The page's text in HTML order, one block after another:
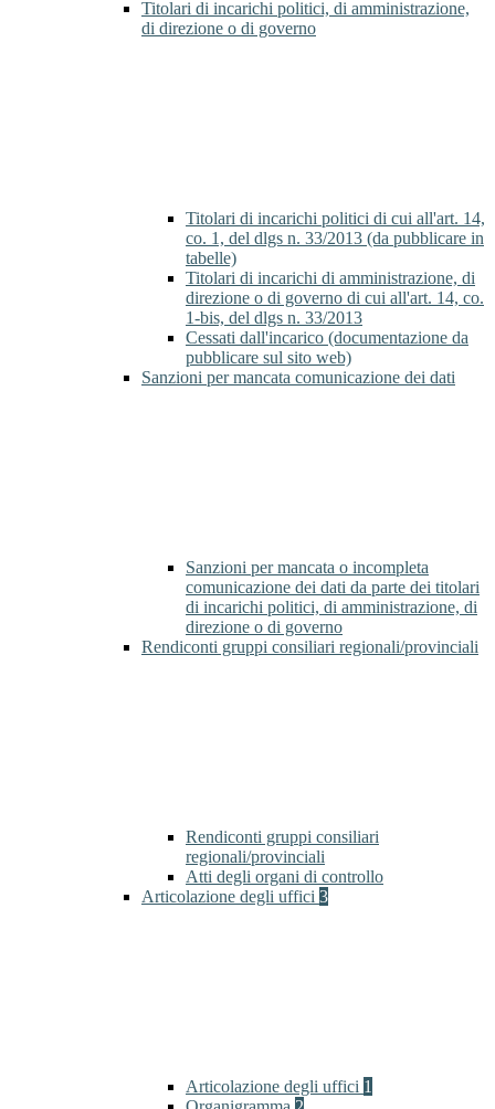
Titolari di incarichi politici, di amministrazione,
di direzione o di governo
Titolari di incarichi politici di cui all'art. 14,
co. 1, del dlgs n. 33/2013 (da pubblicare in
tabelle)
Titolari di incarichi di amministrazione, di
direzione o di governo di cui all'art. 14, co.
1-bis, del dlgs n. 33/2013
Cessati dall'incarico (documentazione da
pubblicare sul sito web)
Sanzioni per mancata comunicazione dei dati
Sanzioni per mancata o incompleta
comunicazione dei dati da parte dei titolari
di incarichi politici, di amministrazione, di
direzione o di governo
Rendiconti gruppi consiliari regionali/provinciali
Rendiconti gruppi consiliari
regionali/provinciali
Atti degli organi di controllo
Articolazione degli uffici 3
Articolazione degli uffici 1